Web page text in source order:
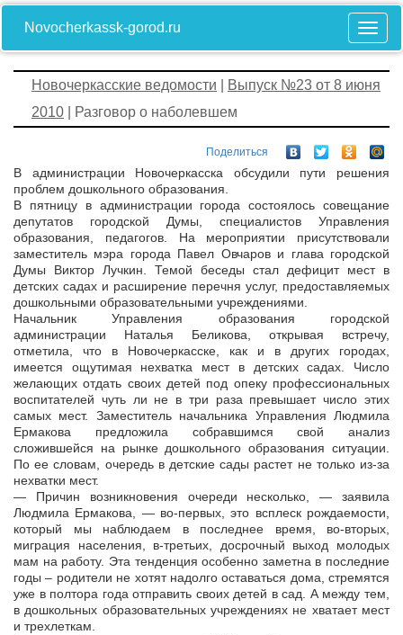
Novocherkassk-gorod.ru
Новочеркасские ведомости
Выпуск №23 от 8 июня
2010 | Разговор о наболевшем
Поделиться
В администрации Новочеркасска обсудили пути решения
проблем дошкольного образования.
В пятницу в администрации города состоялось совещание
депутатов городской Думы, специалистов Управления
образования, педагогов. На мероприятии присутствовали
заместитель мэра города Павел Овчаров и глава городской
Думы Виктор Лучкин. Темой беседы стал дефицит мест в
детских садах и расширение перечня услуг, предоставляемых
дошкольными образовательными учреждениями.
Начальник Управления образования городской
администрации Наталья Беликова, открывая встречу,
отметила, что в Новочеркасске, как и в других городах,
имеется ощутимая нехватка мест в детских садах. Число
желающих отдать своих детей под опеку профессиональных
воспитателей чуть ли не в три раза превышает число этих
самых мест. Заместитель начальника Управления Людмила
Ермакова предложила собравшимся свой анализ
сложившейся на рынке дошкольного образования ситуации.
По ее словам, очередь в детские сады растет не только из-за
нехватки мест.
— Причин возникновения очереди несколько, — заявила
Людмила Ермакова, — во-первых, это всплеск рождаемости,
который мы наблюдаем в последнее время, во-вторых,
миграция населения, в-третьих, досрочный выход молодых
мам на работу. Эта тенденция особенно заметна в последние
годы – родители не хотят надолго оставаться дома, стремятся
уже в полтора года отправить своих детей в сад. А между тем,
в дошкольных образовательных учреждениях не хватает мест
и трехлеткам.